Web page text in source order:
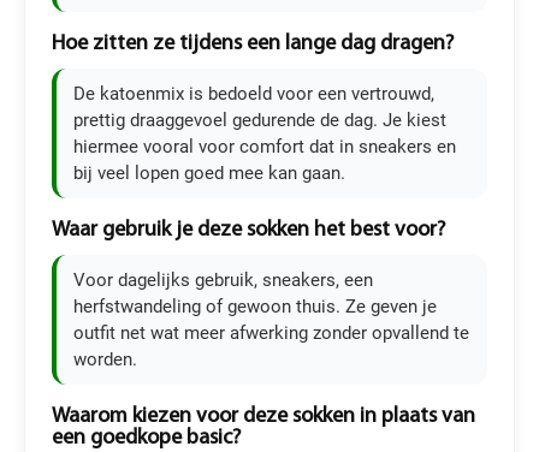
Hoe zitten ze tijdens een lange dag dragen?
De katoenmix is bedoeld voor een vertrouwd,
prettig draaggevoel gedurende de dag. Je kiest
hiermee vooral voor comfort dat in sneakers en
bij veel lopen goed mee kan gaan.
Waar gebruik je deze sokken het best voor?
Voor dagelijks gebruik, sneakers, een
herfstwandeling of gewoon thuis. Ze geven je
outfit net wat meer afwerking zonder opvallend te
worden.
Waarom kiezen voor deze sokken in plaats van
een goedkope basic?